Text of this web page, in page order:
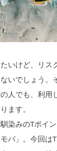
いけど、リス
いでしょう。
人でも、利用
ます。
染みのTポイ
バ」。今回は